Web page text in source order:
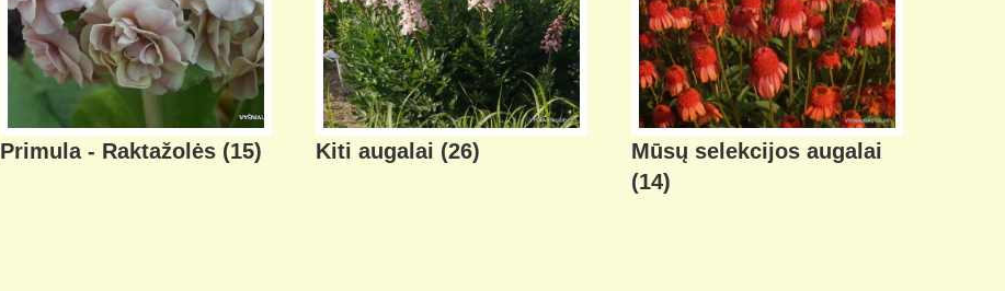
Primula - Raktažolės (15) Kiti augalai (26)
Mūsų selekcijos augalai
(14)